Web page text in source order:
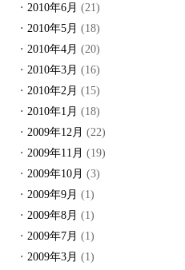
2010年6月 (21)
2010年5月 (18)
2010年4月 (20)
2010年3月 (16)
2010年2月 (15)
2010年1月 (18)
2009年12月 (22)
2009年11月 (19)
2009年10月 (3)
2009年9月 (1)
2009年8月 (1)
2009年7月 (1)
2009年3月 (1)